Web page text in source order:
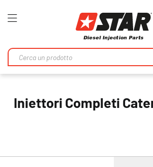
Toggle
Iniettori Completi